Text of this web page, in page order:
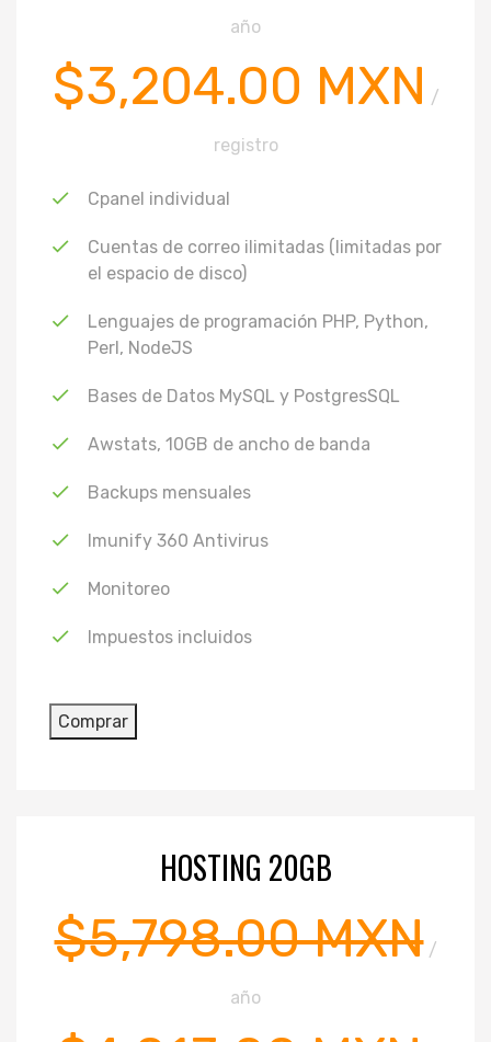
año
$3,204.00 MXN /
registro
Cpanel individual
Cuentas de correo ilimitadas (limitadas por
el espacio de disco)
Lenguajes de programación PHP, Python,
Perl, NodeJS
Bases de Datos MySQL y PostgresSQL
Awstats, 10GB de ancho de banda
Backups mensuales
Imunify 360 Antivirus
Monitoreo
Impuestos incluidos
HOSTING 20GB
$5,798.00 MXN/
año